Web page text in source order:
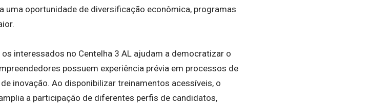
oportunidade de diversificação econômica, programas
interessados no Centelha 3 AL ajudam a democratizar o
possuem experiência prévia em processos de
inovação. Ao disponibilizar treinamentos acessíveis, o
a participação de diferentes perfis de candidatos,